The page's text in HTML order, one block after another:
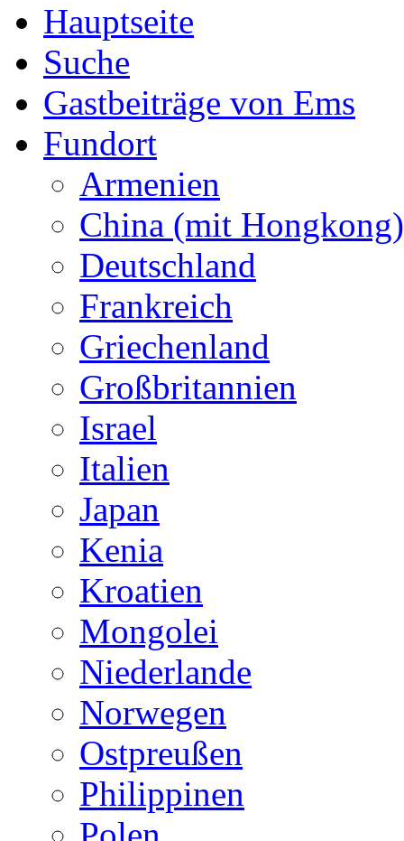
Hauptseite
Suche
Gastbeiträge von Ems
Fundort
Armenien
China (mit Hongkong)
Deutschland
Frankreich
Griechenland
Großbritannien
Israel
Italien
Japan
Kenia
Kroatien
Mongolei
Niederlande
Norwegen
Ostpreußen
Philippinen